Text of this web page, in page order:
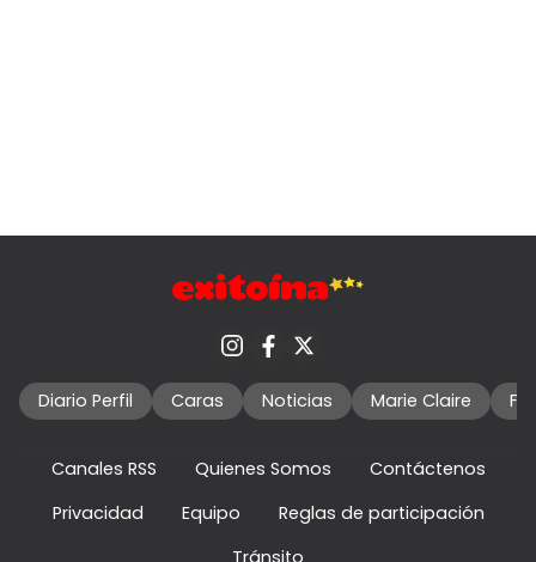
Diario Perfil Caras Noticias Marie Claire
Canales RSS Quienes Somos
Contáctenos
Privacidad
Equipo
Reglas de participación